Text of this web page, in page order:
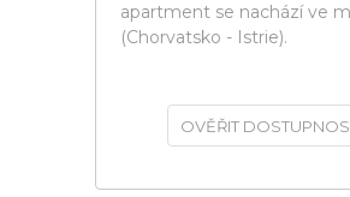
apartment se nachází ve
(Chorvatsko - Istrie).
OVĚŘIT